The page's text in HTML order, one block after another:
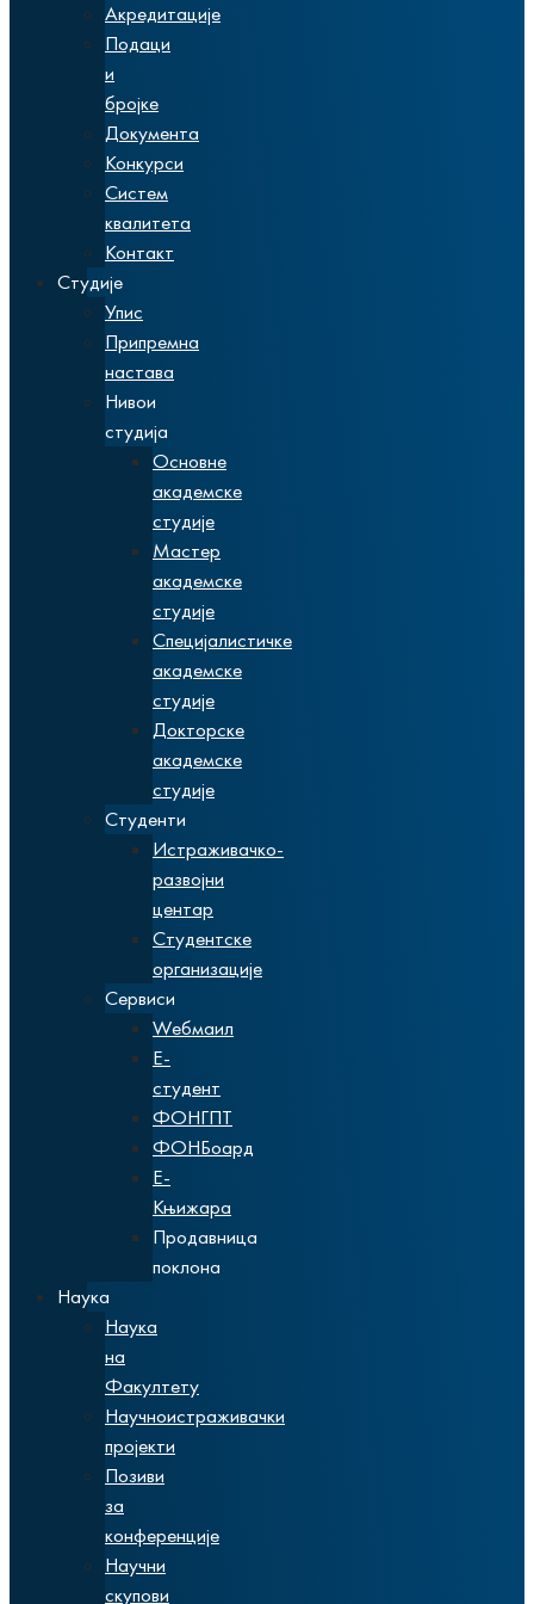
Акредитације
Подаци
и
бројке
Документа
Конкурси
Систем
квалитета
Контакт
Студије
Упис
Припремна
настава
Нивои
студија
Основне
академске
студије
Мастер
академске
студије
Специјалистичке
академске
студије
Докторске
академске
студије
Студенти
Истраживачко-
развојни
центар
Студентске
организације
Сервиси
Wебмаил
Е-
студент
ФОНГПТ
ФОНБоард
Е-
Књижара
Продавница
поклона
Наука
Наука
на
Факултету
Научноистраживачки
пројекти
Позиви
за
конференције
Научни
скупови